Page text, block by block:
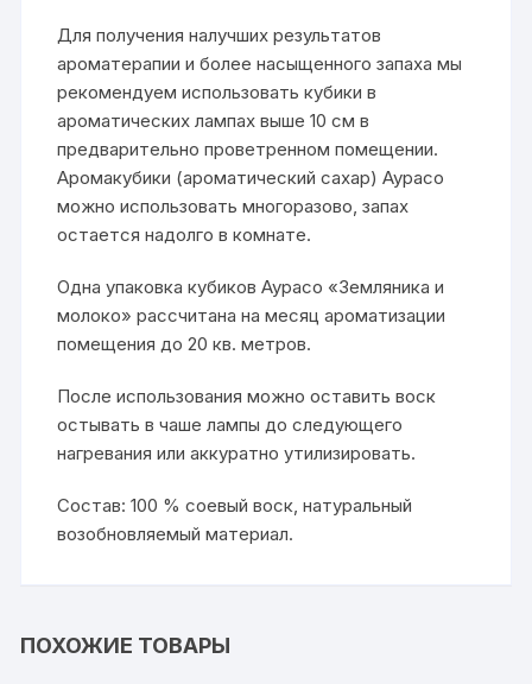
Для получения налучших результатов
ароматерапии и более насыщенного запаха мы
рекомендуем использовать кубики в
ароматических лампах выше 10 см в
предварительно проветренном помещении.
Аромакубики (ароматический сахар) Аурасо
можно использовать многоразово, запах
остается надолго в комнате.
Одна упаковка кубиков Аурасо «Земляника и
молоко» рассчитана на месяц ароматизации
помещения до 20 кв. метров.
После использования можно оставить воск
остывать в чаше лампы до следующего
нагревания или аккуратно утилизировать.
Состав: 100 % соевый воск, натуральный
возобновляемый материал.
ПОХОЖИЕ ТОВАРЫ